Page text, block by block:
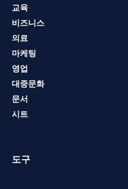
교육
비즈니스
의료
마케팅
영업
대중문화
문서
시트
도구